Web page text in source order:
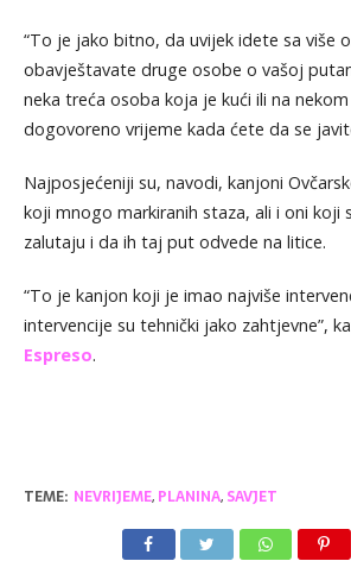
“To je jako bitno, da uvijek idete sa više
obavještavate druge osobe o vašoj
neka treća osoba koja je kući ili na
dogovoreno vrijeme kada ćete da se
Najposjećeniji su, navodi, kanjoni
koji mnogo markiranih staza, ali i oni koji
zalutaju i da ih taj put odvede na litice.
“To je kanjon koji je imao najviše
intervencije su tehnički jako zahtjevne”,
Espreso.
TEME: NEVRIJEME, PLANINA, SAVJET